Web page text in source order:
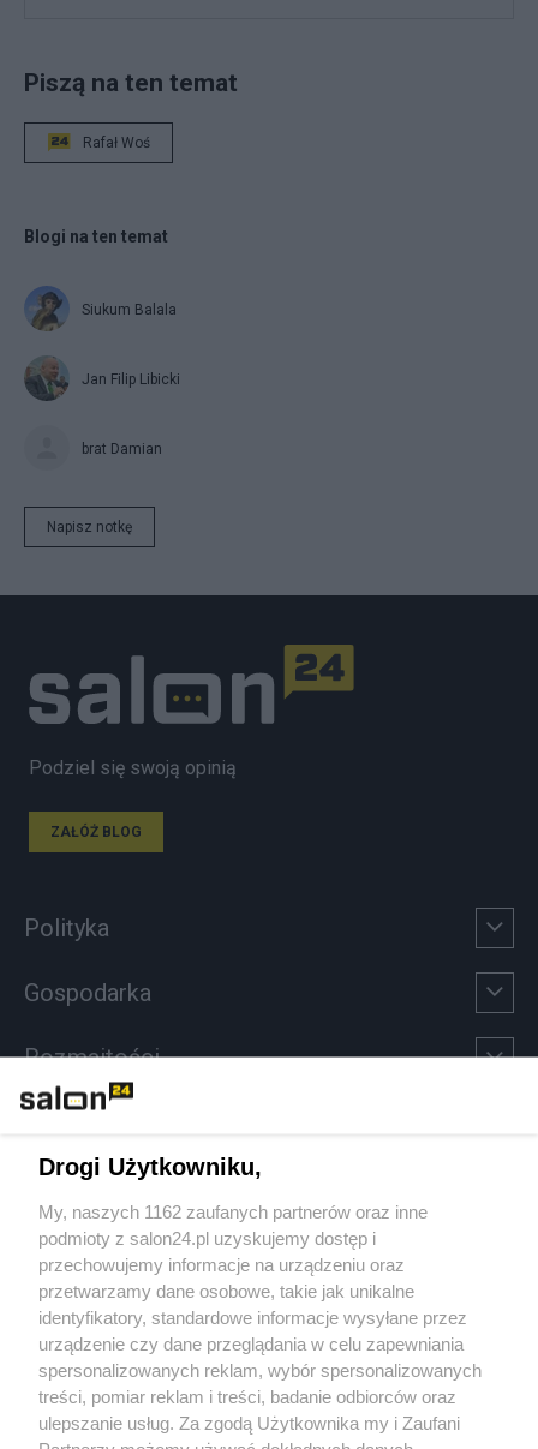
Piszą na ten temat
Rafał Woś
Blogi na ten temat
Siukum Balala
Jan Filip Libicki
brat Damian
Napisz notkę
Podziel się swoją opinią
ZAŁÓŻ BLOG
Polityka
Gospodarka
Rozmaitości
Sport
Społeczeństwo
Kultura
X Facebook Instagram Youtube
Drogi Użytkowniku,
My, naszych 1162 zaufanych partnerów oraz inne
podmioty z salon24.pl uzyskujemy dostęp i
przechowujemy informacje na urządzeniu oraz
przetwarzamy dane osobowe, takie jak unikalne
identyfikatory, standardowe informacje wysyłane przez
urządzenie czy dane przeglądania w celu zapewniania
spersonalizowanych reklam, wybór spersonalizowanych
treści, pomiar reklam i treści, badanie odbiorców oraz
ulepszanie usług. Za zgodą Użytkownika my i Zaufani